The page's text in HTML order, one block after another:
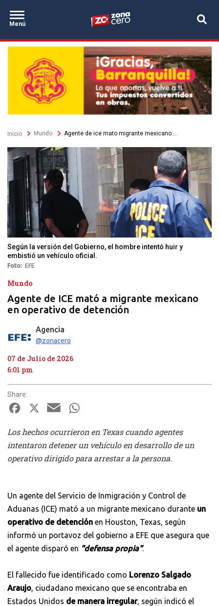
al
principal
Menú
Zona Cero
Destacados
Sobrescribir
de
ayuda
a
la
navegación
Inicio Mundo Agente de ice mato migrante mexicano ...
Según la versión del Gobierno, el hombre intentó huir y
embistió un vehículo oficial.
Foto EFE
Mundo
Agente de ICE mató a migrante mexicano
en operativo de detención
Agencia
@zonacero
07 de Julio de 2026
6:01 pm
Share:
Facebook
X Email
Los hechos ocurrieron en Texas cuando agentes
intentaron detener un vehículo en desarrollo de un
operativo dirigido para arrestar a la persona.
Un agente del Servicio de Inmigración y Control de
Aduanas (ICE) mató a un migrante mexicano durante un
operativo de detención en Houston, Texas, según
informó un portavoz del gobierno a EFE que asegura que
el agente disparó en "defensa propia".
El fallecido fue identificado como Lorenzo Salgado
Araujo, ciudadano mexicano que se encontraba en
Estados Unidos de manera irregular, según indicó el